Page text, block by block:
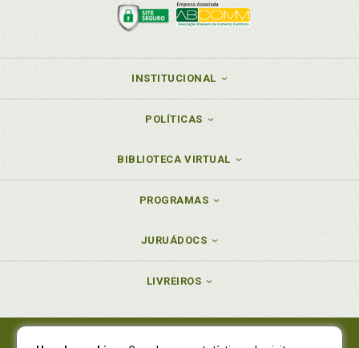
INSTITUCIONAL
POLÍTICAS
BIBLIOTECA VIRTUAL
PROGRAMAS
JURUÁDOCS
LIVREIROS